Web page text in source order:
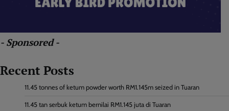
- Sponsored -
Recent Posts
11.45 tonnes of ketum powder worth RM1.145m seized in Tuaran
11.45 tan serbuk ketum bernilai RM1.145 juta di Tuaran